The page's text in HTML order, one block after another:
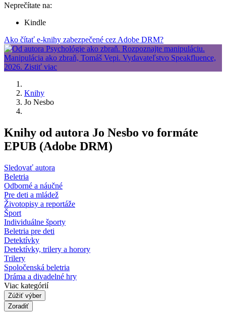
Neprečítate na:
Kindle
Ako čítať e-knihy zabezpečené cez Adobe DRM?
Knihy
Jo Nesbo
Knihy od autora Jo Nesbo vo formáte
EPUB (Adobe DRM)
Sledovať autora
Beletria
Odborné a náučné
Pre deti a mládež
Životopisy a reportáže
Šport
Individuálne športy
Beletria pre deti
Detektívky
Detektívky, trilery a horory
Trilery
Spoločenská beletria
Dráma a divadelné hry
Viac kategórií
Zúžiť výber
Zoradiť